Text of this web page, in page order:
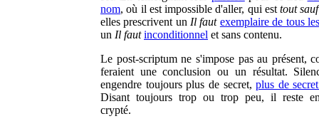
nom, où il est impossible d'aller, qui esttout
elles prescrivent un Il faut exemplaire de tous
un Il faut inconditionnel et sans contenu.
Le post-scriptum ne s'impose pas au présent,
feraient une conclusion ou un résultat.
engendre toujours plus de secret,plus de
Disant toujours trop ou trop peu, il reste
crypté.